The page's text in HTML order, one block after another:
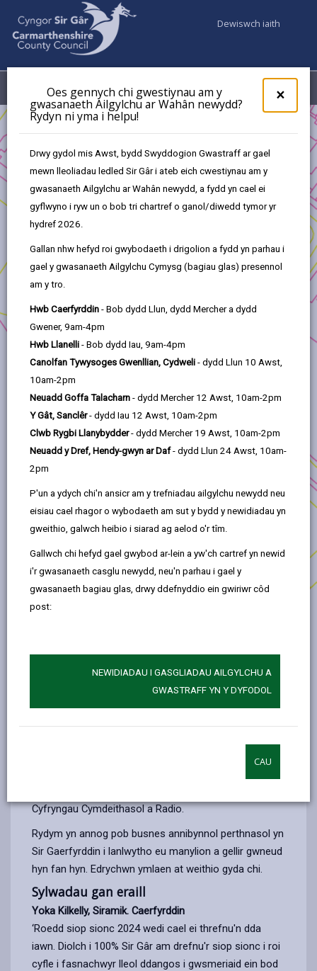
×
Oes gennych chi gwestiynau am y
gwasanaeth Ailgylchu ar Wahân newydd?
Rydyn ni yma i helpu!
Drwy gydol mis Awst, bydd Swyddogion Gwastraff ar gael
mewn lleoliadau ledled Sir Gâr i ateb eich cwestiynau am y
gwasanaeth Ailgylchu ar Wahân newydd, a fydd yn cael ei
gyflwyno i ryw un o bob tri chartref o ganol/diwedd tymor yr
hydref 2026.
Gallan nhw hefyd roi gwybodaeth i drigolion a fydd yn parhau i
gael y gwasanaeth Ailgylchu Cymysg (bagiau glas) presennol
am y tro.
Hwb Caerfyrddin - Bob dydd Llun, dydd Mercher a dydd
Gwener, 9am-4pm
Hwb Llanelli - Bob dydd Iau, 9am-4pm
Canolfan Tywysoges Gwenllian, Cydweli - dydd Llun 10 Awst,
10am-2pm
Neuadd Goffa Talacharn - dydd Mercher 12 Awst, 10am-2pm
Y Gât, Sanclêr- dydd Iau 12 Awst, 10am-2pm
Clwb Rygbi Llanybydder- dydd Mercher 19 Awst, 10am-2pm
Neuadd y Dref, Hendy-gwyn ar Daf- dydd Llun 24 Awst, 10am-
2pm
P'un a ydych chi'n ansicr am y trefniadau ailgylchu newydd neu
eisiau cael rhagor o wybodaeth am sut y bydd y newidiadau yn
gweithio, galwch heibio i siarad ag aelod o'r tîm.
Gallwch chi hefyd gael gwybod ar-lein a yw'ch cartref yn newid
i'r gwasanaeth casglu newydd, neu'n parhau i gael y
gwasanaeth bagiau glas, drwy ddefnyddio ein gwiriwr côd
post:
NEWIDIADAU I GASGLIADAU AILGYLCHU A
GWASTRAFF YN Y DYFODOL
CAU
Dewiswch iaith
Dewislen
Cofrestrwch eich busnes ar 100%
Sir Gâr
Mae 100% Sir Gâr yn rhoi llwyfan i fanwerthwyr a
chynhyrchwyr lleol arddangos eu cynnyrch unigryw a
thalent greadigol y sir.
Mae manwerthwyr, cynhyrchwyr, gwneuthurwyr a
chrefftwyr annibynnol yn Sir Gaerfyrddin yn cael eu hannog
i gofrestru ac ymuno â'r platfform hwn, sy'n cynnig cyfle
ychwanegol iddynt hyrwyddo a marchnata eu busnes i
gwsmeriaid newydd a chwsmeriaid cyfarwydd.
Peidiwch â cholli'r cyfle i fod yn rhan o'r fenter gyffrous
hon sy'n dathlu popeth sy'n gwneud Sir Gâr yn arbennig.
Cofrestrwch heddiw a rhoi cyfle i’ch busnes fynd gam
ymhellach!
Gall busnesau sy'n cynnig gwasanaethau neu grefftau
hefyd gofrestru ar gynllun Prynu â Hydery Gwasanaethau
Safonau Masnach.
COFRESTRWCH EICH BUSNES
Nod strategol allweddol yw cefnogi masnachwyr lleol,
yn enwedig o ran gwneud y mwyaf o'r cyfleoedd gan
a'r Nadolig.
Cyfryngau Cymdeithasol a Radio.
Rydym yn annog pob busnes annibynnol perthnasol yn
Sir Gaerfyrddin i lanlwytho eu manylion a gellir gwneud
hyn fan hyn. Edrychwn ymlaen at weithio gyda chi.
Sylwadau gan eraill
Yoka Kilkelly, Siramik. Caerfyrddin
‘Roedd siop sionc 2024 wedi cael ei threfnu'n dda
iawn. Diolch i 100% Sir Gâr am drefnu'r siop sionc i roi
cyfle i fasnachwyr lleol ddangos i gwsmeriaid ein bod